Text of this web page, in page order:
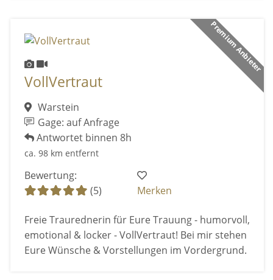
Premium Anbieter
VollVertraut
Warstein
Gage: auf Anfrage
Antwortet binnen 8h
ca. 98 km entfernt
Bewertung:
(5)
Merken
Freie Traurednerin für Eure Trauung - humorvoll,
emotional & locker - VollVertraut! Bei mir stehen
Eure Wünsche & Vorstellungen im Vordergrund.